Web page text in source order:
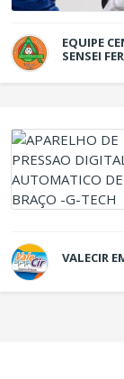
EQUIPE
SENSEI
VALECIR